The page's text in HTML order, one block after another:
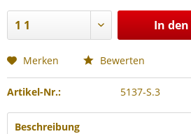
In den
Merken Bewerten
Artikel-Nr.: 5137-S.3
Beschreibung